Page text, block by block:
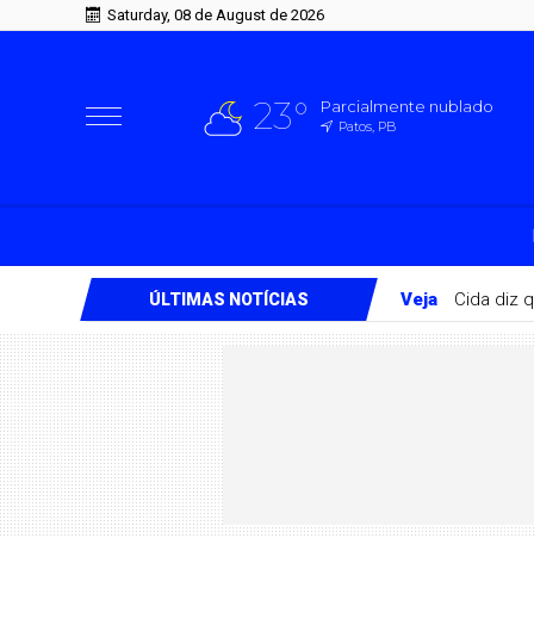
Saturday, 08 de August de 2026
23° Parcialmente nublado
Patos, PB
ÚLTIMAS NOTÍCIAS Veja Cida diz